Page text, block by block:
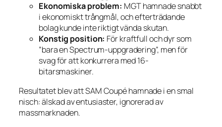
Ekonomiska problem: MGT hamnade snabbt
i ekonomiskt trångmål, och efterträdande
bolag kunde inte riktigt vända skutan.
Konstig position: För kraftfull och dyr som
”bara en Spectrum-uppgradering”, men för
svag för att konkurrera med 16-
bitarsmaskiner.
Resultatet blev att SAM Coupé hamnade i en smal
nisch: älskad av entusiaster, ignorerad av
massmarknaden.